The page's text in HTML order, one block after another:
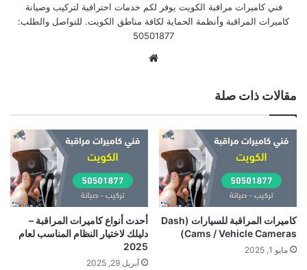
فني كاميرات مراقبة الكويت يوفر لكم خدمات احترافية لتركيب وصيانة
كاميرات المراقبة وأنظمة الحماية لكافة مناطق الكويت. للتواصل والطلب:
50501877
مقالات ذات صلة
كاميرات المراقبة للسيارات (Dash
Cams / Vehicle Cameras)
مايو 1, 2025
أحدث أنواع كاميرات المراقبة –
دليلك لاختيار النظام المناسب لعام
2025
أبريل 29, 2025